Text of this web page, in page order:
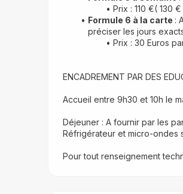
Prix : 110 €( 130
Formule 6 à la carte :
préciser les jours
Prix : 30 Euros
ENCADREMENT PAR DES
Accueil entre 9h30 et 10h le
Déjeuner : A fournir par les
Réfrigérateur et micro-ondes
Pour tout renseignement